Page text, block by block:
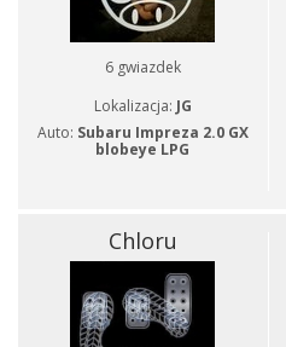
6 gwiazdek
Lokalizacja: JG
Auto: Subaru Impreza 2.0 GX
blobeye LPG
Chloru